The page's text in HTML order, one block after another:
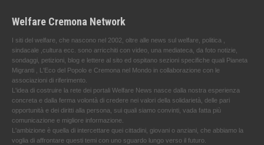
Welfare Cremona Network
I siti del welfare, che nascono nel 2002, oltre alle news sul welfare, politica ,
sindacale ,cultura ecc. sono arricchiti con video, una mediateca, da foto notizie,
sondaggi, petizioni, blog e lettere al sito ed ospitano sezioni specifiche quali Pianeta
Migranti , L'Eco del Popolo e Cremona nel Mondo in collaborazione con le
associazioni di riferimento.
L'idea di costruire la rete dei portali Welfare News nasce dalla nostra esperienza
concreta e dalla ferma volontà di credere nei valori della solidarietà, delle pari
opportunità e dei diritti alla persona, sui quali siamo convinti, vada fatta più
comunicazione e migliore informazione.
L'ambizione è quella di intercettare quei cittadini, giovani o anziani, che abbiamo la
voglia di affrontare questi temi con uno sguardo lungo verso il futuro.